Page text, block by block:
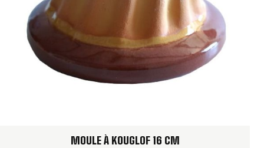
MOULE À KOUGLOF 16 CM